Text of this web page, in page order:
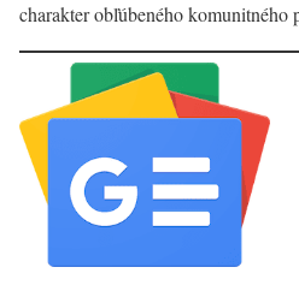
charakter obľúbeného komunitného